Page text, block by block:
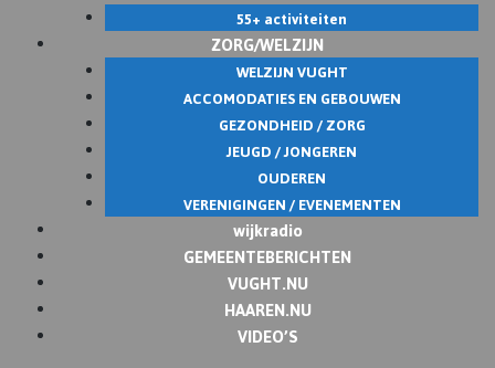
55+ activiteiten
ZORG/WELZIJN
WELZIJN VUGHT
ACCOMODATIES EN GEBOUWEN
GEZONDHEID / ZORG
JEUGD / JONGEREN
OUDEREN
VERENIGINGEN / EVENEMENTEN
wijkradio
GEMEENTEBERICHTEN
VUGHT.NU
HAAREN.NU
VIDEO’S